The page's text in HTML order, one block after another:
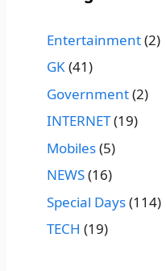
Entertainment(2)
GK(41)
Government(2)
INTERNET(19)
Mobiles(5)
NEWS(16)
Special Days(114)
TECH (19)